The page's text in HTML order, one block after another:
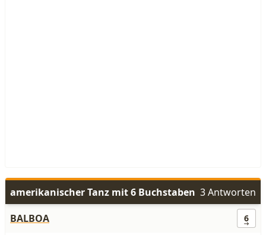
amerikanischer Tanz mit 6 Buchstaben 3 Antworten
BALBOA
6